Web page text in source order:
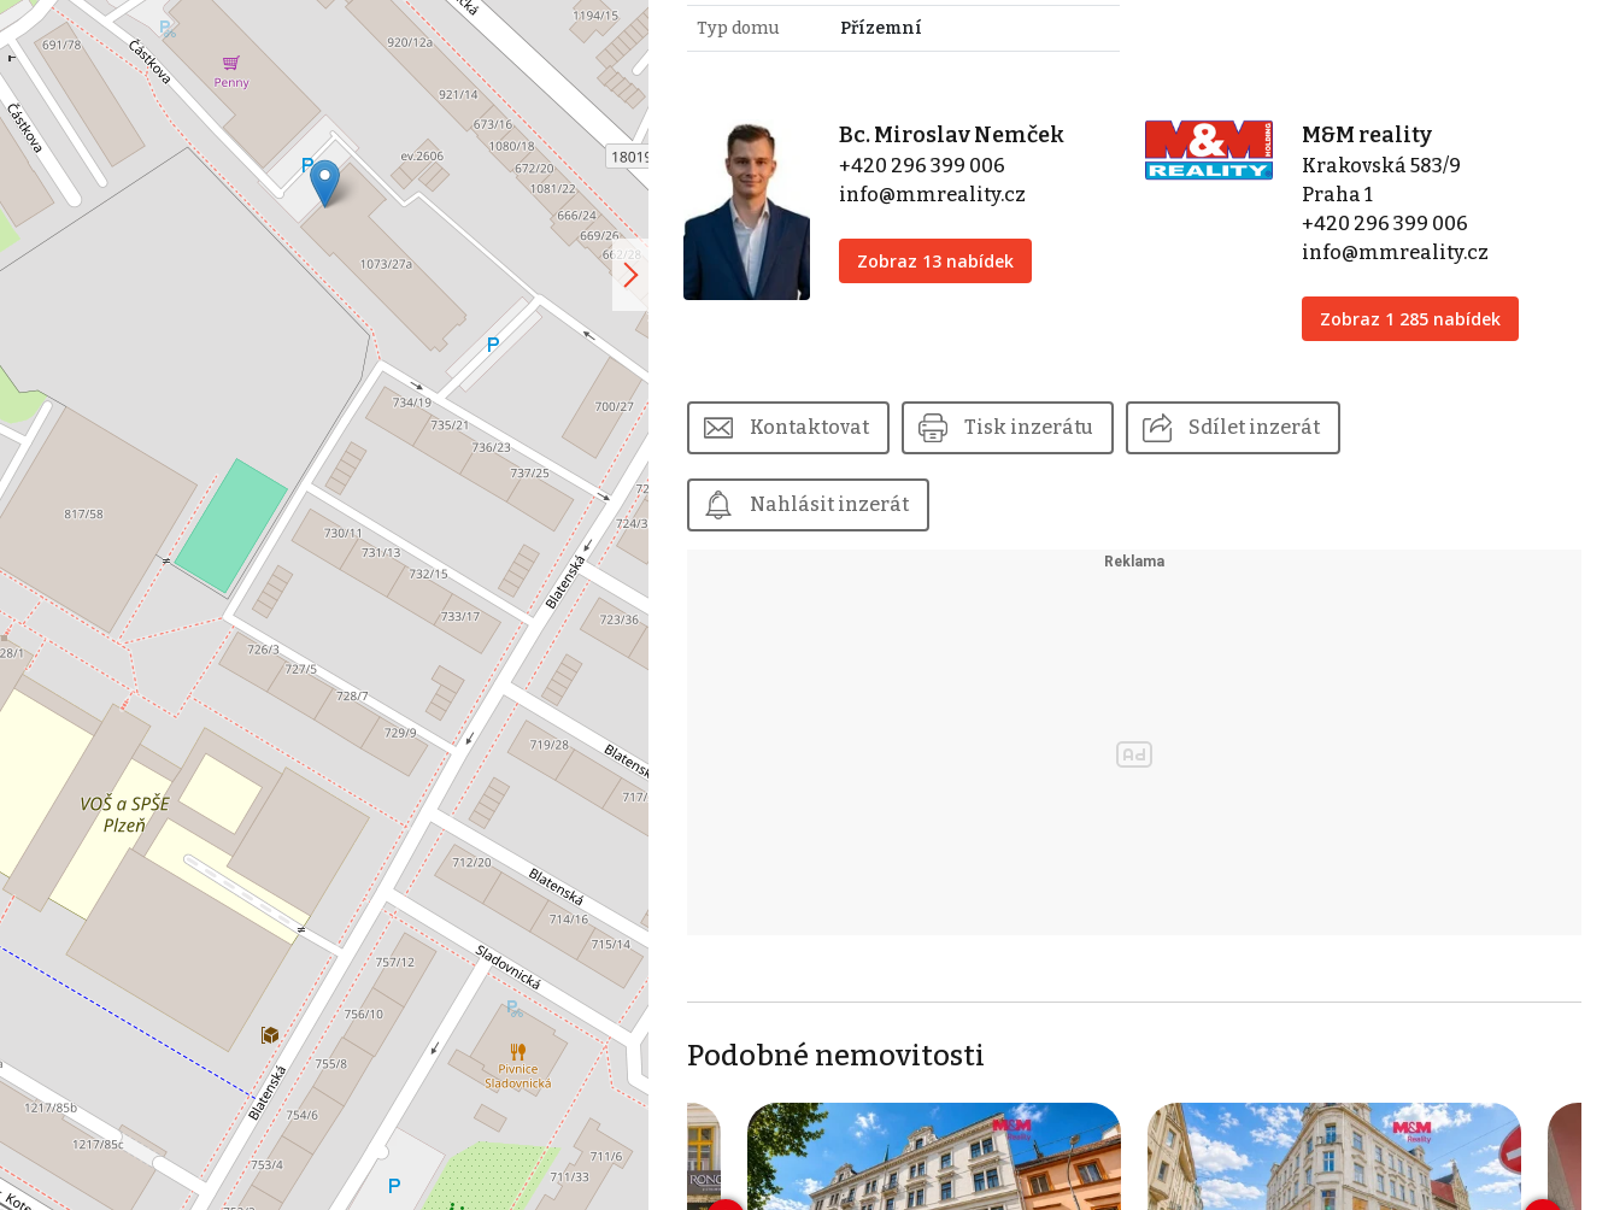
Typ domu Přízemní
Bc. Miroslav Nemček
+420 296 399 006
info@mmreality.cz
Zobraz 13 nabídek
M&M reality
Krakovská 583/9
Praha 1
+420 296 399 006
info@mmreality.cz
Zobraz 1 285 nabídek
Kontaktovat Tisk inzerátu Sdílet inzerát
Nahlásit inzerát
Podobné nemovitosti